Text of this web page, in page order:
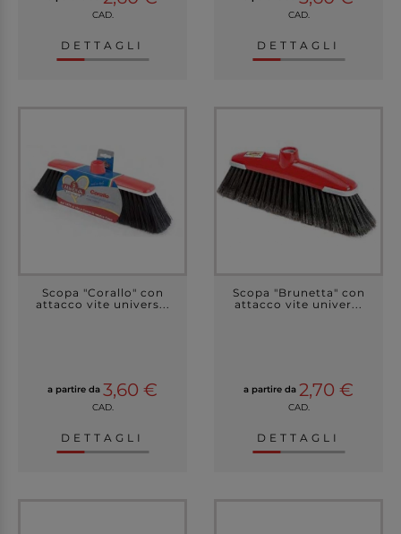
CAD.
DETTAGLI
CAD.
DETTAGLI
Scopa "Corallo" con
attacco vite univers...
a partire da 3,60 €
CAD.
DETTAGLI
Scopa "Brunetta" con
attacco vite univer...
a partire da 2,70 €
CAD.
DETTAGLI